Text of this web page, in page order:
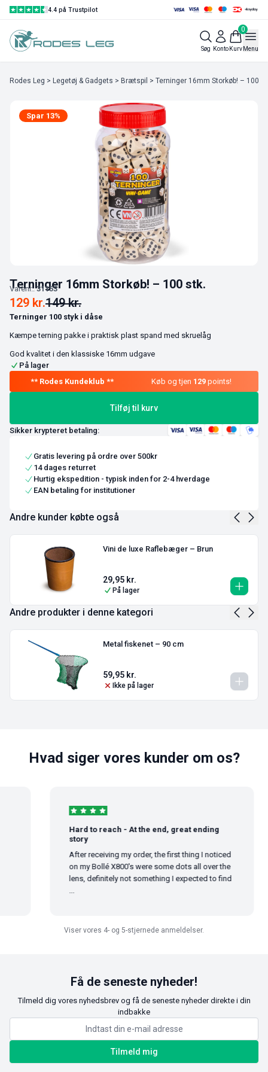
4.4 på Trustpilot
Søg Konto
0
KurvMenu
Rodes Leg > Legetøj & Gadgets > Brætspil > Terninger 16mm Storkøb! – 100
Spar 13%
Terninger 16mm Storkøb! – 100 stk.
Varenr.:31153
149kr.
129 kr.
Terninger 100 styk i dåse
Kæmpe terning pakke i praktisk plast spand med skruelåg
God kvalitet i den klassiske 16mm udgave
På lager
Køb og tjen 129 points!
Tilføj til kurv
Sikker krypteret betaling:
Gratis levering på ordre over 500kr
14 dages returret
Hurtig ekspedition - typisk inden for 2-4 hverdage
EAN betaling for institutioner
Andre kunder købte også
Vini de luxe Raflebæger – Brun
29,95 kr.
På lager
Andre produkter i denne kategori
Metal fiskenet – 90 cm
59,95 kr.
Ikke på lager
Hvad siger vores kunder om os?
Hard to reach - At the end, great ending
story
After receiving my order, the first thing I noticed
on my Bollé X800's were some dots all over the
lens, definitely not something I expected to find
Viser vores 4- og 5-stjernede anmeldelser.
Få de seneste nyheder!
Tilmeld dig vores nyhedsbrev og få de seneste nyheder direkte i din
indbakke
Tilmeld mig